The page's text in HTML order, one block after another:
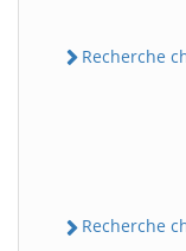
Recherche
Recherche